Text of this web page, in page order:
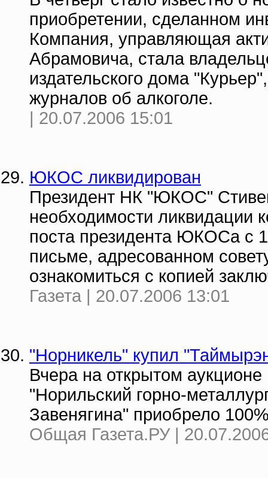
приобретении, сделанном
Компания, управляющая
Абрамовича, стала
издательского дома
журналов об алкоголе.
| 20.07.2006 15:01
ЮКОС ликвидирован
Президент НК "ЮКОС"
необходимости ликвидации
поста президента ЮКОСа с 1
письме, адресованном
ознакомиться с копией
Газета | 20.07.2006 13:01
"Норникель" купил
Вчера на открытом
"Норильский горно-
Завенягина" приобрело
Общая Газета.РУ |